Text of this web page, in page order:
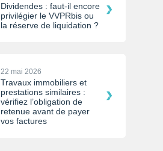
Dividendes : faut-il encore
privilégier le VVPRbis ou
la réserve de liquidation ?
22 mai 2026
Travaux immobiliers et
prestations similaires :
vérifiez l’obligation de
retenue avant de payer
vos factures